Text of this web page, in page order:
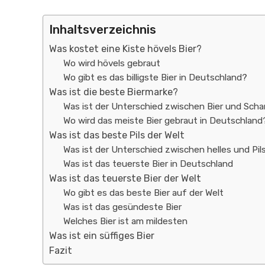
Inhaltsverzeichnis
Was kostet eine Kiste hövels Bier?
Wo wird hövels gebraut
Wo gibt es das billigste Bier in Deutschland?
Was ist die beste Biermarke?
Was ist der Unterschied zwischen Bier und
Wo wird das meiste Bier gebraut in
Was ist das beste Pils der Welt
Was ist der Unterschied zwischen helles und
Was ist das teuerste Bier in Deutschland
Was ist das teuerste Bier der Welt
Wo gibt es das beste Bier auf der Welt
Was ist das gesündeste Bier
Welches Bier ist am mildesten
Was ist ein süffiges Bier
Fazit